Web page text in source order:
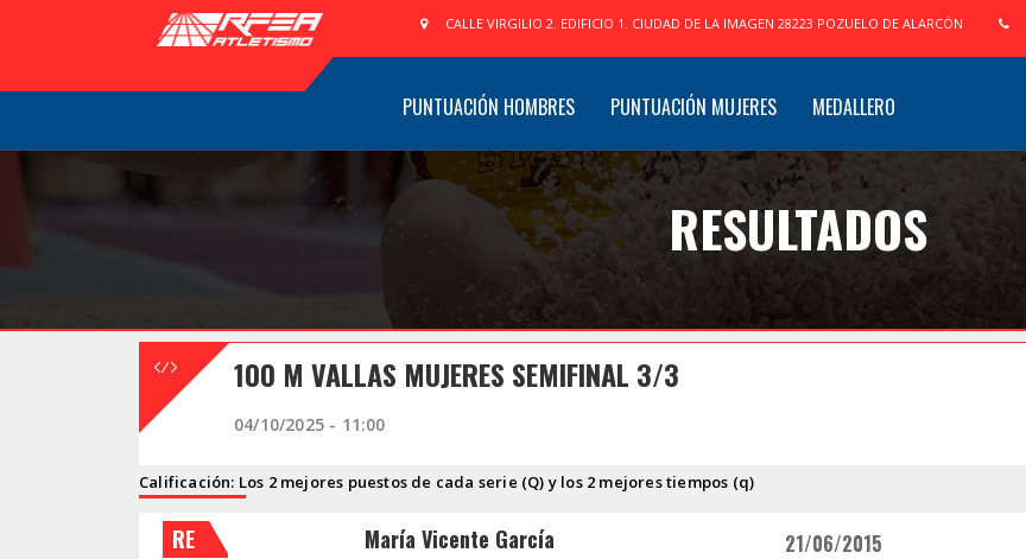
CALLE VIRGILIO 2. EDIFICIO 1. CIUDAD DE LA IMAGEN 28223 POZUELO DE ALARCÓN
PUNTUACIÓN HOMBRES PUNTUACIÓN MUJERES MEDALLERO
RESULTADOS
100 M VALLAS MUJERES SEMIFINAL 3/3
04/10/2025 - 11:00
Calificación: Los 2 mejores puestos de cada serie (Q) y los 2 mejores tiempos (q)
RE
María Vicente García 21/06/2015